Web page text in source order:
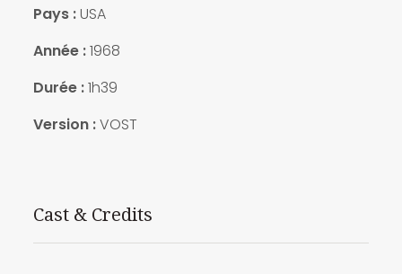
Pays :USA
Année :1968
Durée :1h39
Version :VOST
Cast & Credits